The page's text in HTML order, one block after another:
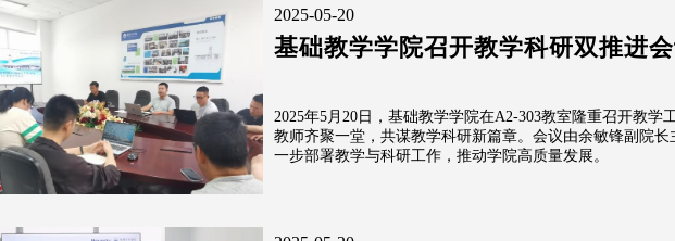
2025-05-20
基础教学学院召开教学科研双推进
2025年5月20日，基础教学学院在A2-303教室隆重召开教学
教师齐聚一堂，共谋教学科研新篇章。会议由余敏锋副院长
一步部署教学与科研工作，推动学院高质量发展。